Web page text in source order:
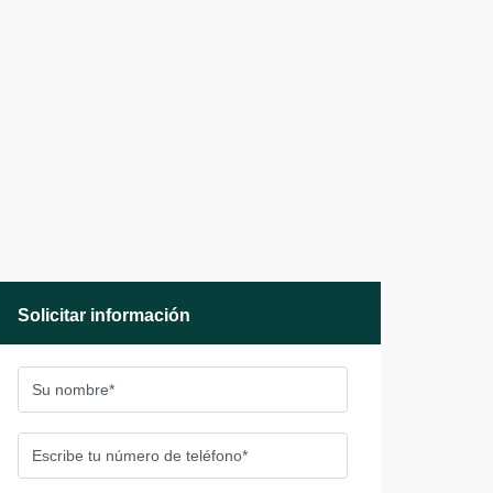
Solicitar información